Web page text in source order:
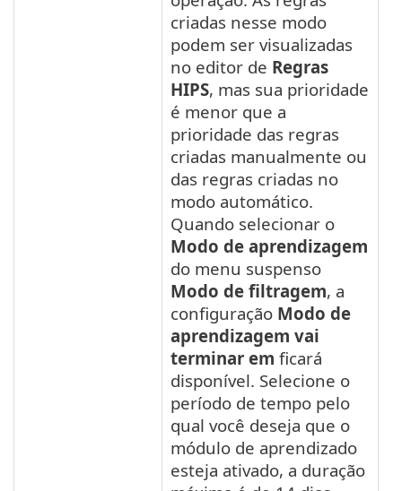
criadas nesse modo
podem ser visualizadas
no editor de Regras
HIPS, mas sua prioridade
é menor que a
prioridade das regras
criadas manualmente ou
das regras criadas no
modo automático.
Quando selecionar o
Modo de aprendizagem
do menu suspenso
Modo de filtragem, a
configuração Modo de
aprendizagem vai
terminar em ficará
disponível. Selecione o
período de tempo pelo
qual você deseja que o
módulo de aprendizado
esteja ativado, a duração